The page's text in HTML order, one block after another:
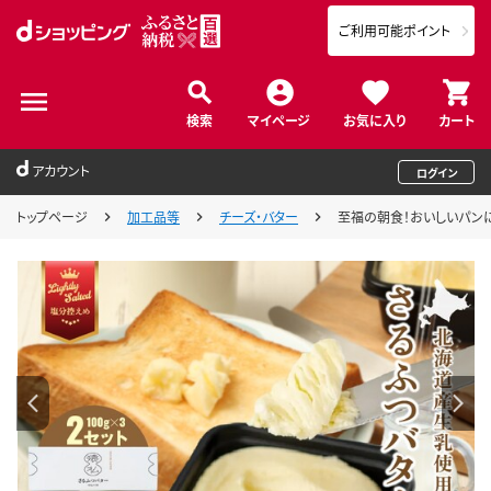
検索 マイページ お気に入り カート
ご利用可能ポイント
アカウント ログイン
トップページ 加工品等 チーズ・バター 至福の朝食！おいしいパン